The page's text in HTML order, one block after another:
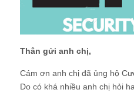
Thân gửi anh chị,
Cám ơn anh chị đã ủng hộ
Do có khá nhiều anh chị hỏi